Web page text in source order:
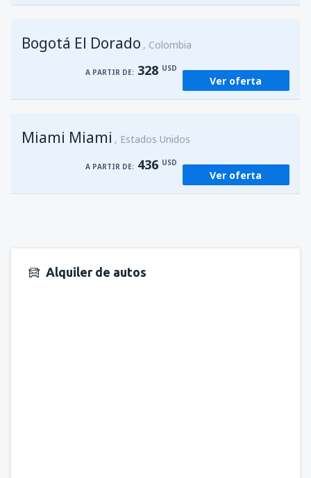
Bogotá El Dorado Colombia
A PARTIR DE: 328 USD
Ver oferta
Miami Miami Estados Unidos
A PARTIR DE: 436 USD
Ver oferta
Alquiler de autos